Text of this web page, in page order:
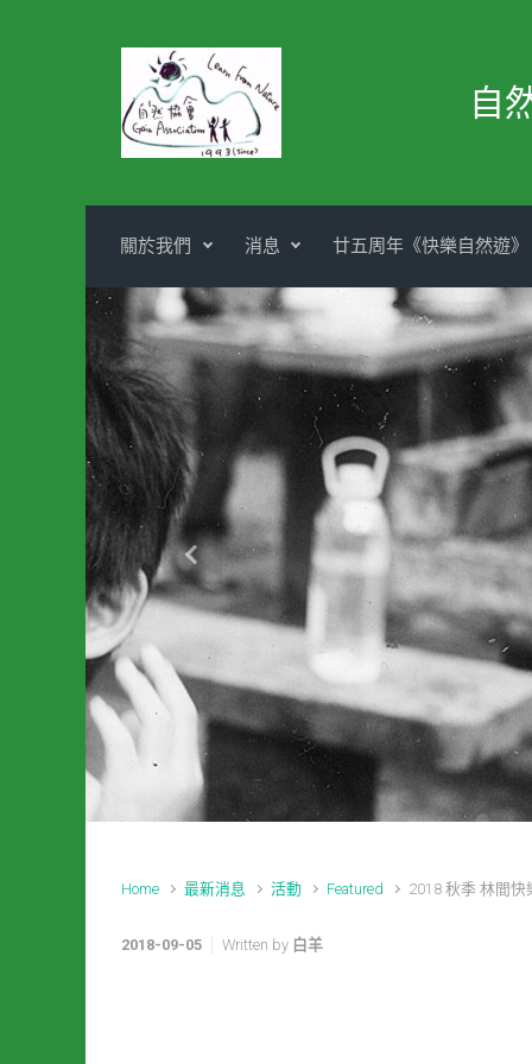
自
關於我們 消息 廿五周年《快樂自然遊》
Previous
Home 最新消息 活動 Featured 2018 秋季 林間快
2018-09-05 Written by 白羊